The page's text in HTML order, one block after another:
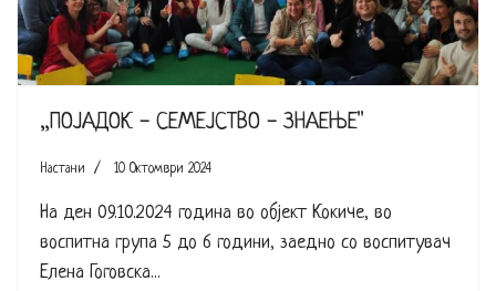
„ПОЈАДОК - СЕМЕЈСТВО - ЗНАЕЊЕ"
Настани 10 Октомври 2024
На ден 09.10.2024 година во објект Кокиче, во
воспитна група 5 до 6 години, заедно со воспитувач
Елена Гоговска...